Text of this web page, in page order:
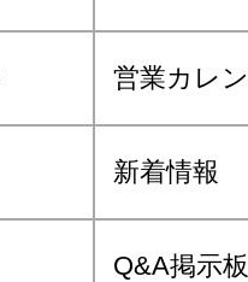
営業カレ
新着情報
Q&A掲示板